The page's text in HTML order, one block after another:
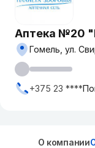
Аптека №20
Гомель, ул.
+375 23 ****
О компании